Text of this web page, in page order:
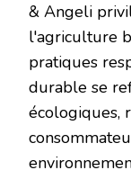
& Angeli
l'agriculture
pratiques
durable se
écologiques,